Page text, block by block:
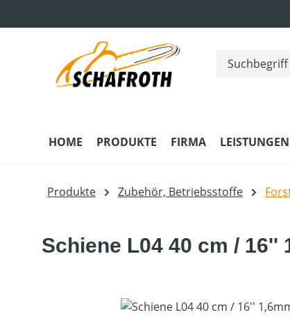
HOME PRODUKTE FIRMA LEISTUNGEN
Produkte Zubehör, Betriebsstoffe
Schiene L04 40 cm / 16''
Bildergalerie überspringen